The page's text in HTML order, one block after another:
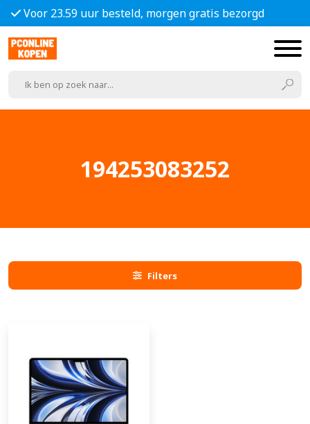
Voor 23.59 uur besteld, morgen gratis bezorgd
194253083252
Filters